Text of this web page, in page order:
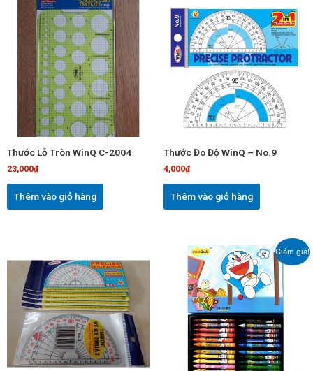
Thước Lỗ Tròn WinQ C-2004
23,000₫
Thêm vào giỏ hàng
Thước Đo Độ WinQ – No.9
4,000₫
Thêm vào giỏ hàng
Giảm giá!
Giá
gốc
là:
38,000₫.
Giá
hiện
tại
là:
35,000₫.